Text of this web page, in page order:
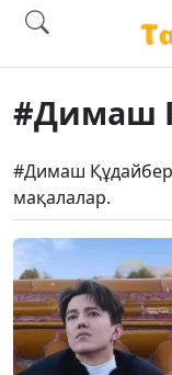
#Димаш
#Димаш
мақалалар.